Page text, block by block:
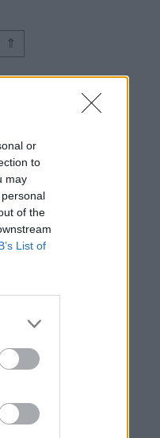
or
to
may
of the
List of
⇑